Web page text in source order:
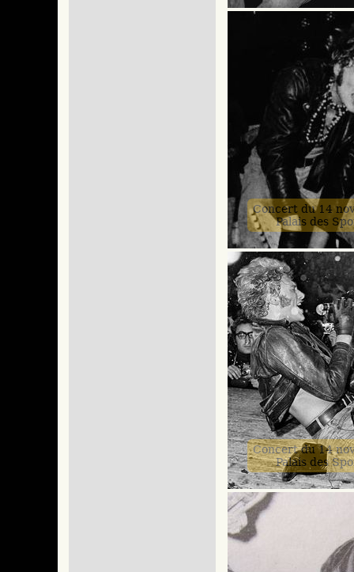
Concert du 14
Palais des
Concert du 14
Palais des